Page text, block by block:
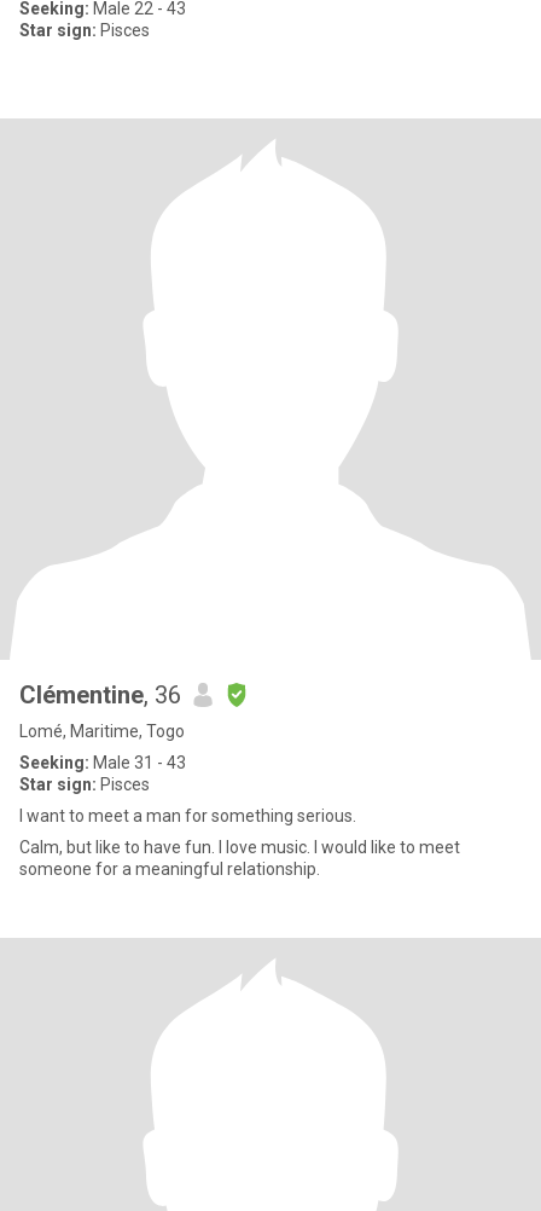
Seeking: Male 22 - 43
Star sign: Pisces
Clémentine, 36
Lomé, Maritime, Togo
Seeking: Male 31 - 43
Star sign: Pisces
I want to meet a man for something serious.
Calm, but like to have fun. l love music. I would like to meet
someone for a meaningful relationship.